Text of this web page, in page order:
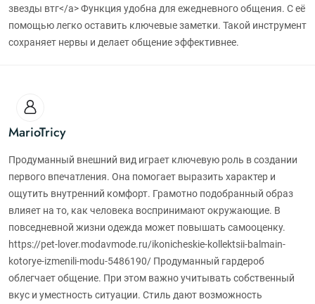
звезды втг</a> Функция удобна для ежедневного общения. С её
помощью легко оставить ключевые заметки. Такой инструмент
сохраняет нервы и делает общение эффективнее.
MarioTricy
Продуманный внешний вид играет ключевую роль в создании
первого впечатления. Она помогает выразить характер и
ощутить внутренний комфорт. Грамотно подобранный образ
влияет на то, как человека воспринимают окружающие. В
повседневной жизни одежда может повышать самооценку.
https://pet-lover.modavmode.ru/ikonicheskie-kollektsii-balmain-
kotorye-izmenili-modu-5486190/ Продуманный гардероб
облегчает общение. При этом важно учитывать собственный
вкус и уместность ситуации. Стиль дают возможность